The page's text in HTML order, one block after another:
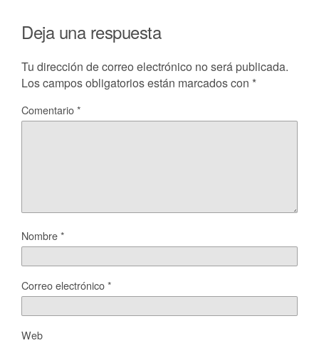
Deja una respuesta
Tu dirección de correo electrónico no será publicada.
Los campos obligatorios están marcados con *
Comentario*
Nombre*
Correo electrónico*
Web